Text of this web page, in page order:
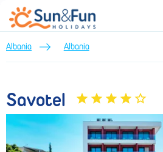
Albania Albania
Savotel
Savotel (Lato 2026) • Albania • Albania •